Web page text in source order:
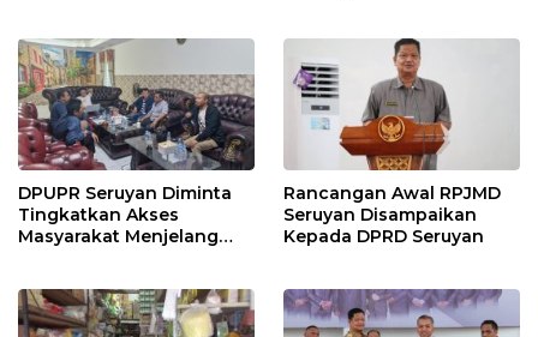
DPUPR Seruyan Diminta
Tingkatkan Akses
Masyarakat Menjelang
Rancangan Awal RPJMD
Seruyan Disampaikan
Kepada DPRD Seruyan